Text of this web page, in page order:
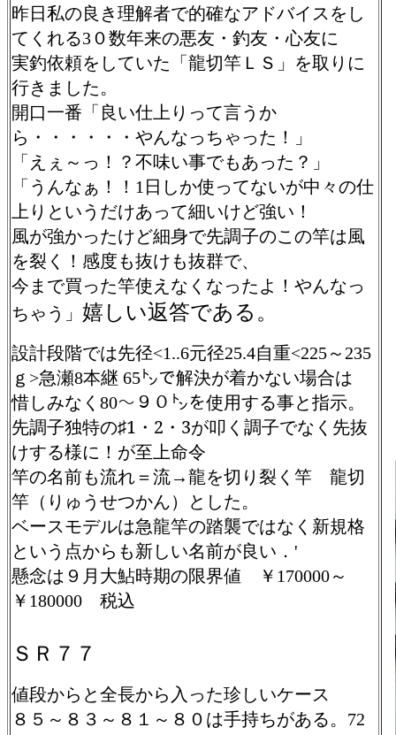
昨日私の良き理解者で的確なアドバイスをし
てくれる3０数年来の悪友・釣友・心友に
実釣依頼をしていた「龍切竿ＬＳ」を取りに
行きました。
開口一番「良い仕上りって言うか
ら・・・・・・やんなっちゃった！」
「えぇ～っ！？不味い事でもあった？」
「うんなぁ！！ 1 日しか使ってないが中々の仕
上りというだけあって細いけど強い！
風が強かったけど細身で先調子のこの竿は風
を裂く！感度も抜けも抜群で、
今まで買った竿使えなくなったよ！やんなっ
ちゃう」 嬉しい返答である。
設計段階では先径<1..6元径25.4自重<225～ 235
ｇ >急瀬8本継 65㌧で解決が着かない場合は
惜しみなく 80～９０㌧を使用する事と指示。
先調子独特の♯1・2・3が叩く調子でなく先抜
けする様に！が至上命令
竿の名前も流れ＝流→龍を切り裂く竿 龍切
竿（りゅうせつかん）とした。
ベースモデルは急龍竿の踏襲ではなく新規格
という点からも新しい名前が良い． '
懸念は９月大鮎時期の限界値 ￥ 170000～
￥ 180000 税込
ＳＲ７７
値段からと全長から入った珍しいケース
８５～８３～８１～８０は手持ちがある。
72